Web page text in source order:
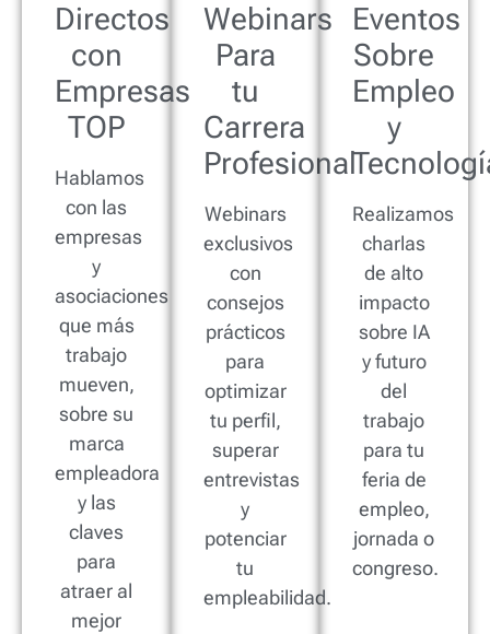
Directos
con
Empresas
TOP
Hablamos
con las
empresas
y
asociaciones
que más
trabajo
mueven,
sobre su
marca
empleadora
y las
claves
para
atraer al
mejor
Webinars
Para
tu
Carrera
Profesional
Webinars
exclusivos
con
consejos
prácticos
para
optimizar
tu perfil,
superar
entrevistas
y
potenciar
tu
empleabilidad.
Eventos
Sobre
Empleo
y
Realizamos
charlas
de alto
impacto
sobre IA
y futuro
del
trabajo
para tu
feria de
empleo,
jornada o
congreso.